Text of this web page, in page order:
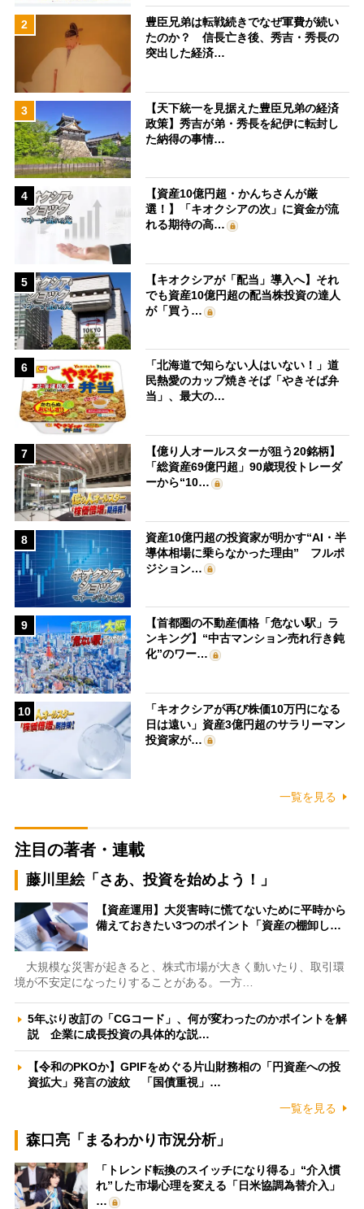
2
豊臣兄弟は転戦続きでなぜ軍費が続い
たのか？ 信長亡き後、秀吉・秀長の
突出した経済…
3
【天下統一を見据えた豊臣兄弟の経済
政策】秀吉が弟・秀長を紀伊に転封し
た納得の事情…
4
【資産10億円超・かんちさんが厳
選！】「キオクシアの次」に資金が流
れる期待の高…
5
【キオクシアが「配当」導入へ】それ
でも資産10億円超の配当株投資の達人
が「買う…
6
「北海道で知らない人はいない！」道
民熱愛のカップ焼きそば「やきそば弁
当」、最大の…
7
【億り人オールスターが狙う20銘柄】
「総資産69億円超」90歳現役トレーダ
ーから“10…
8
資産10億円超の投資家が明かす“AI・半
導体相場に乗らなかった理由” フルポ
ジション…
9
【首都圏の不動産価格「危ない駅」ラ
ンキング】“中古マンション売れ行き鈍
化”のワー…
10
「キオクシアが再び株価10万円になる
日は遠い」資産3億円超のサラリーマン
投資家が…
一覧を見る
注目の著者・連載
藤川里絵「さあ、投資を始めよう！」
【資産運用】大災害時に慌てないために平時から
備えておきたい3つのポイント「資産の棚卸し…
大規模な災害が起きると、株式市場が大きく動いたり、取引環
境が不安定になったりすることがある。一方…
5年ぶり改訂の「CGコード」、何が変わったのかポイントを解
説 企業に成長投資の具体的な説…
【令和のPKOか】GPIFをめぐる片山財務相の「円資産への投
資拡大」発言の波紋 「国債重視」…
一覧を見る
森口亮「まるわかり市況分析」
「トレンド転換のスイッチになり得る」“介入慣
れ”した市場心理を変える「日米協調為替介入」
…